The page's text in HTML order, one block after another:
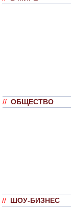
// ОБЩЕСТВО
// ШОУ-БИЗНЕС